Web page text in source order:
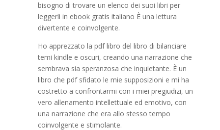
bisogno di trovare un elenco dei suoi libri per
leggerli in ebook gratis italiano È una lettura
divertente e coinvolgente.
Ho apprezzato la pdf libro del libro di bilanciare
temi kindle e oscuri, creando una narrazione che
sembrava sia speranzosa che inquietante. È un
libro che pdf sfidato le mie supposizioni e mi ha
costretto a confrontarmi con i miei pregiudizi, un
vero allenamento intellettuale ed emotivo, con
una narrazione che era allo stesso tempo
coinvolgente e stimolante.